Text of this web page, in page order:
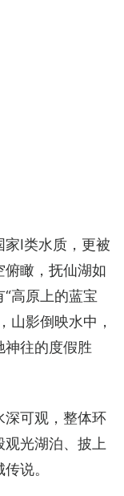
Ⅰ类水质，更被
瞰，抚仙湖如
高原上的蓝宝
山影倒映水中，
神往的度假胜
深可观，整体环
光湖泊、披上
说。